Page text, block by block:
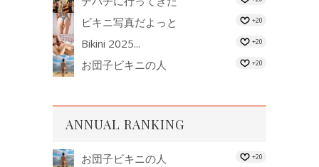
ビキニ写真だよっと +20
Bikini 2025... +20
お団子ビキニの人 +20
ANNUAL RANKING
お団子ビキニの人 +20